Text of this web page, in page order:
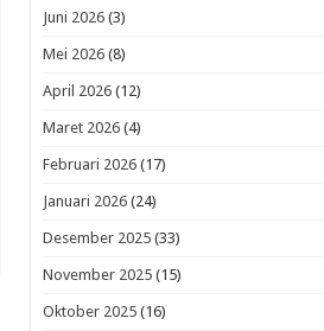
Juni 2026(3)
Mei 2026(8)
April 2026(12)
Maret 2026(4)
Februari 2026(17)
Januari 2026(24)
Desember 2025(33)
November 2025(15)
Oktober 2025(16)